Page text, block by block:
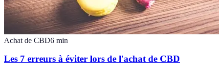
Achat de CBD6 min
Les 7 erreurs à éviter lors de l'achat de CBD